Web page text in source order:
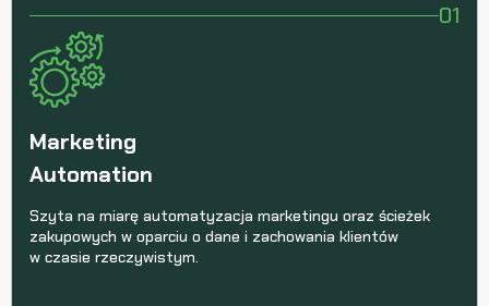
01
Marketing
Automation
Szyta na miarę automatyzacja marketingu oraz ścieżek
zakupowych w oparciu o dane i zachowania klientów
w czasie rzeczywistym.